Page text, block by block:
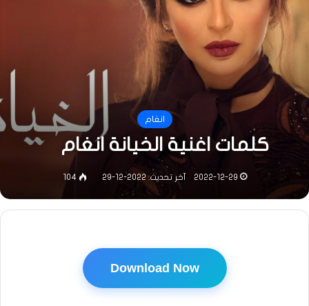
انغام
كلمات اغنية الخيانة انغام
2022-12-29 آخر تحديث: 2022-12-29 104
Download Now